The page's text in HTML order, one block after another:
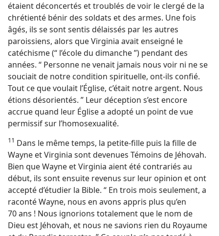
étaient déconcertés et troublés de voir le clergé de la
chrétienté bénir des soldats et des armes. Une fois
âgés, ils se sont sentis délaissés par les autres
paroissiens, alors que Virginia avait enseigné le
catéchisme (“ l’école du dimanche ”) pendant des
années. “ Personne ne venait jamais nous voir ni ne se
souciait de notre condition spirituelle, ont-​ils confié.
Tout ce que voulait l’Église, c’était notre argent. Nous
étions désorientés. ” Leur déception s’est encore
accrue quand leur Église a adopté un point de vue
permissif sur l’homosexualité.
11 Dans le même temps, la petite-fille puis la fille de
Wayne et Virginia sont devenues Témoins de Jéhovah.
Bien que Wayne et Virginia aient été contrariés au
début, ils sont ensuite revenus sur leur opinion et ont
accepté d’étudier la Bible. “ En trois mois seulement, a
raconté Wayne, nous en avons appris plus qu’en
70 ans ! Nous ignorions totalement que le nom de
Dieu est Jéhovah, et nous ne savions rien du Royaume